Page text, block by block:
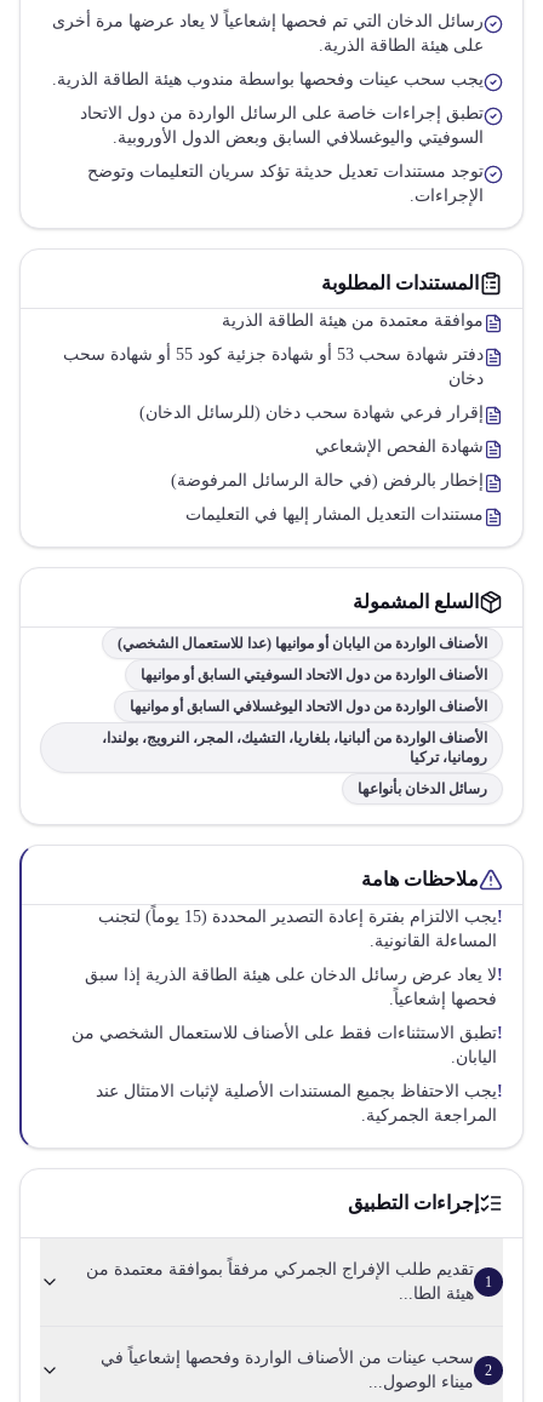
رسائل الدخان التي تم فحصها إشعاعياً لا يعاد عرضها مرة أخرى
على هيئة الطاقة الذرية.
يجب سحب عينات وفحصها بواسطة مندوب هيئة الطاقة الذرية.
تطبق إجراءات خاصة على الرسائل الواردة من دول الاتحاد
السوفيتي واليوغسلافي السابق وبعض الدول الأوروبية.
توجد مستندات تعديل حديثة تؤكد سريان التعليمات وتوضح
الإجراءات.
المستندات المطلوبة
موافقة معتمدة من هيئة الطاقة الذرية
دفتر شهادة سحب 53 أو شهادة جزئية كود 55 أو شهادة سحب
دخان
إقرار فرعي شهادة سحب دخان (للرسائل الدخان)
شهادة الفحص الإشعاعي
إخطار بالرفض (في حالة الرسائل المرفوضة)
مستندات التعديل المشار إليها في التعليمات
السلع المشمولة
الأصناف الواردة من اليابان أو موانيها (عدا للاستعمال الشخصي)
الأصناف الواردة من دول الاتحاد السوفيتي السابق أو موانيها
الأصناف الواردة من دول الاتحاد اليوغسلافي السابق أو موانيها
الأصناف الواردة من ألبانيا، بلغاريا، التشيك، المجر، النرويج، بولندا،
رومانيا، تركيا
رسائل الدخان بأنواعها
ملاحظات هامة
!
يجب الالتزام بفترة إعادة التصدير المحددة (15 يوماً) لتجنب
المساءلة القانونية.
!لا يعاد عرض رسائل الدخان على هيئة الطاقة الذرية إذا سبق
فحصها إشعاعياً.
!تطبق الاستثناءات فقط على الأصناف للاستعمال الشخصي من
اليابان.
!يجب الاحتفاظ بجميع المستندات الأصلية لإثبات الامتثال عند
المراجعة الجمركية.
إجراءات التطبيق
1
تقديم طلب الإفراج الجمركي مرفقاً بموافقة معتمدة من
هيئة الطا...
2
سحب عينات من الأصناف الواردة وفحصها إشعاعياً في
ميناء الوصول...